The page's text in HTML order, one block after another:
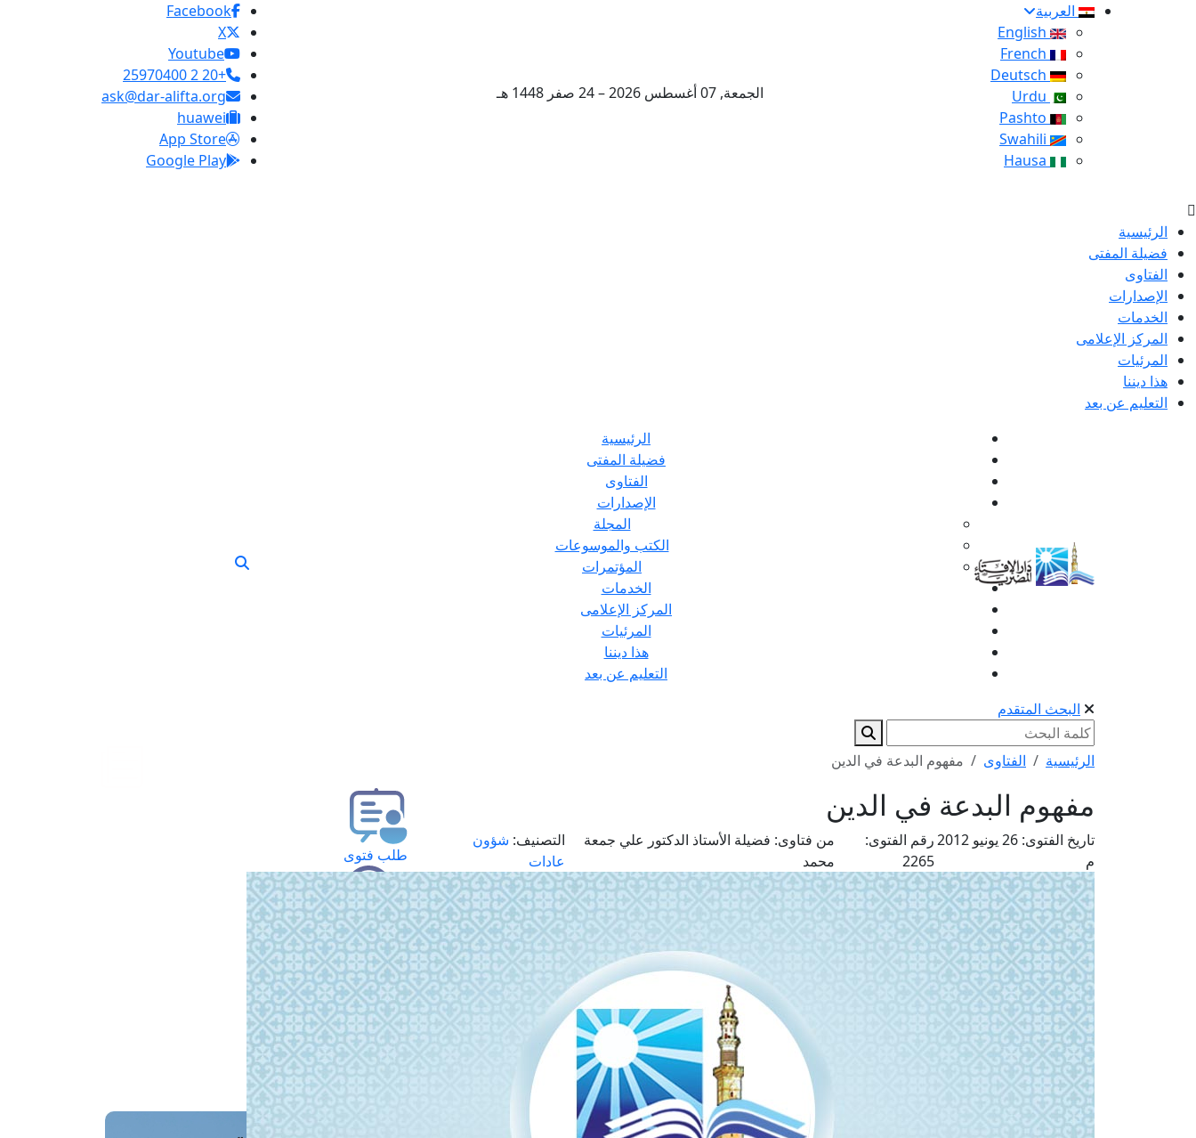
العربية
الجمعة, 07 أغسطس 2026 – 24 صفر 1448 هـ
Facebook
X
Youtube
+20 2 25970400
ask@dar-alifta.org
huawei
App Store
Google Play
الرئيسية
فضيلة المفتى
الفتاوى
الإصدارات
الخدمات
المركز الإعلامى
المرئيات
هذا ديننا
التعليم عن بعد
الرئيسية
فضيلة المفتى
الفتاوى
الإصدارات
المجلة
الكتب والموسوعات
المؤتمرات
الخدمات
المركز الإعلامى
المرئيات
هذا ديننا
التعليم عن بعد
البحث المتقدم
الرئيسية الفتاوى مفهوم البدعة في الدين
مفهوم البدعة في الدين
تاريخ الفتوى:
26 يونيو 2012
م
رقم الفتوى:
2265
من فتاوى: فضيلة الأستاذ الدكتور علي جمعة
محمد
التصنيف: شؤون
عادات
طلب فتوى
استعلام عن فتوى
حجز موعد
الفتوى الهاتفية